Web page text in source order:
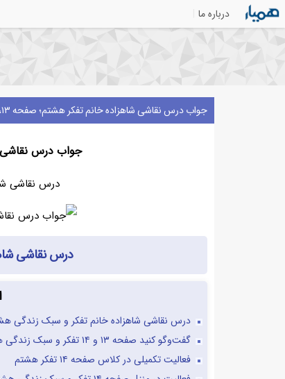
درباره ما
جواب درس نقاشی شاهزاده خانم تفکر هشتم؛ صفحه ۱۳، ۱۴
جواب درس نقاشی
درس نقاشی
درس نقاشی
درس نقاشی شاهزاده خانم تفکر و سبک زندگی
گفت‌وگو کنید صفحه ۱۳ و ۱۴ تفکر و سبک زندگی هشتم
فعالیت تکمیلی در کلاس صفحه ۱۴ تفکر هشتم